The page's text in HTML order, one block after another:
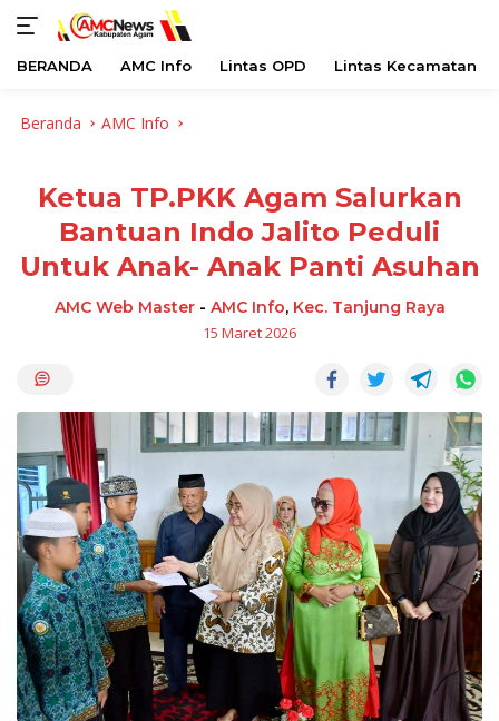
BERANDA AMC Info Lintas OPD Lintas Kecamatan
Beranda AMC Info
Ketua TP.PKK Agam Salurkan
Bantuan Indo Jalito Peduli
Untuk Anak- Anak Panti Asuhan
AMC Web Master- AMC Info, Kec. Tanjung Raya
15 Maret 2026